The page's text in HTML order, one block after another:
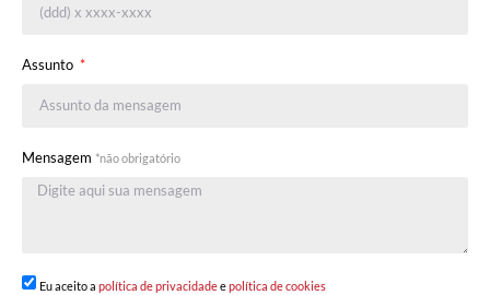
Assunto
Mensagem *não obrigatório
Eu aceito a política de privacidadeepolítica de cookies